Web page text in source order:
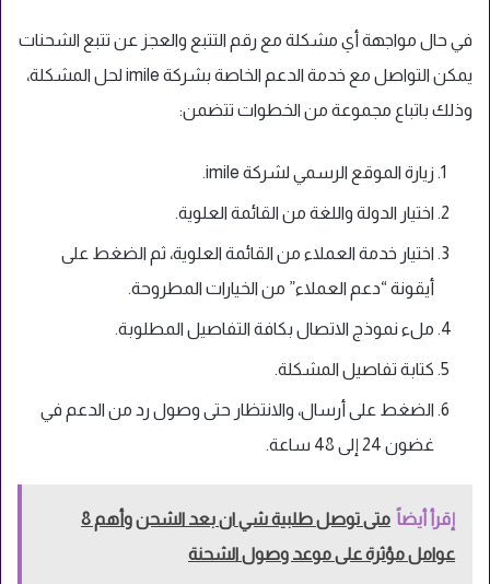
في حال مواجهة أي مشكلة مع رقم التتبع والعجز عن تتبع الشحنات
يمكن التواصل مع خدمة الدعم الخاصة بشركة imile لحل المشكلة،
وذلك باتباع مجموعة من الخطوات تتضمن:
زيارة الموقع الرسمي لشركة imile.
اختيار الدولة واللغة من القائمة العلوية.
اختيار خدمة العملاء من القائمة العلوية، ثم الضغط على
أيقونة “دعم العملاء” من الخيارات المطروحة.
ملء نموذج الاتصال بكافة التفاصيل المطلوبة.
كتابة تفاصيل المشكلة.
الضغط على أرسال، والانتظار حتى وصول رد من الدعم في
غضون 24 إلى 48 ساعة.
إقرأ أيضاً
متى توصل طلبية شي ان بعد الشحن وأهم 8
عوامل مؤثرة على موعد وصول الشحنة